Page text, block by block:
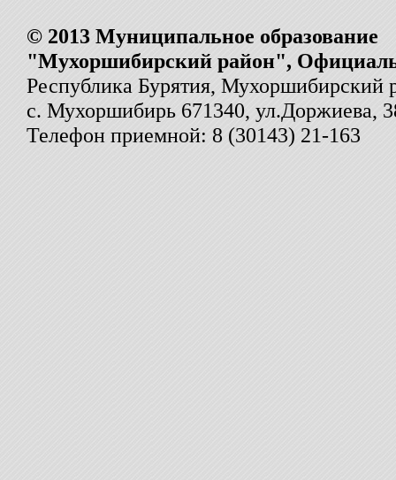
© 2013 Муниципальное образование
"Мухоршибирский район",
Республика Бурятия, Мухоршибирский
с. Мухоршибирь 671340, ул.Доржиева,
Телефон приемной: 8 (30143) 21-163